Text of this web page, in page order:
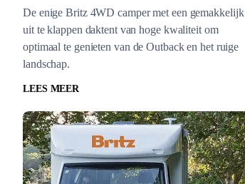
De enige Britz 4WD camper met een gemakkelijk
uit te klappen daktent van hoge kwaliteit om
optimaal te genieten van de Outback en het ruige
landschap.
LEES MEER